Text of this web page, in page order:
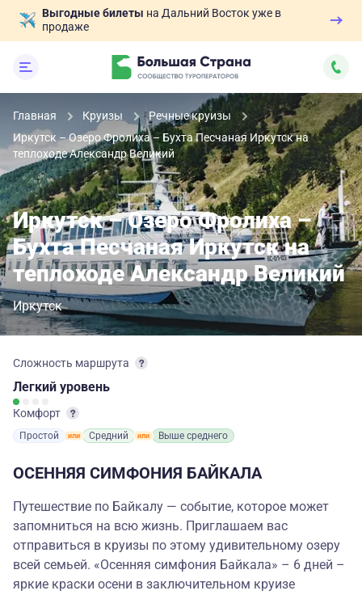
Выгодные билеты на Дальний Восток уже в
продаже
Главная Круизы
Речные круизы
Иркутск – Озеро Фролиха – Бухта Песчаная Иркутск на
теплоходе Александр Великий
Иркутск – Озеро Фролиха –
Бухта Песчаная Иркутск на
теплоходе Александр Великий
Иркутск
Сложность маршрута
Легкий уровень
Комфорт
Простой Средний Выше среднего
ОСЕННЯЯ СИМФОНИЯ БАЙКАЛА
Путешествие по Байкалу — событие, которое может
запомниться на всю жизнь. Приглашаем вас
отправиться в круизы по этому удивительному озеру
всей семьей. «Осенняя симфония Байкала» – 6 дней –
яркие краски осени в заключительном круизе